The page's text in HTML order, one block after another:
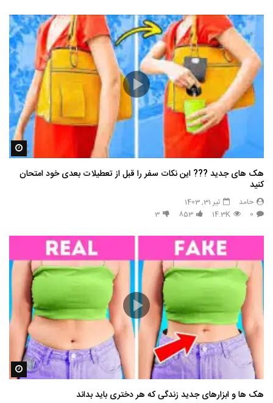
هک های جدید ??️? این نکات سفر را قبل از تعطیلات بعدی خود امتحان
کنید
حامد
تیر 31, 1403
0
14.3K
853
3
هک ها و ابزارهای جدید زندگی که هر دختری باید بداند